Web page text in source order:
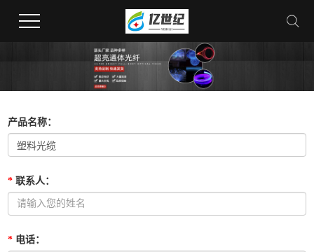
产品名称：
* 联系人：
* 电话：